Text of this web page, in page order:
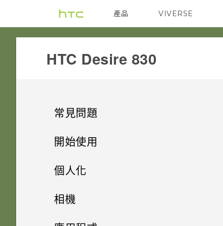
產品
VIVE G REIGNS
VIVERSE
HTC Desire 830‎
常見問題
COMMUNICATION
開始使用
手機上的各種便利功能
影像
個人化
手機設定及傳輸
初次設定 HTC Desire 830
相機
相機